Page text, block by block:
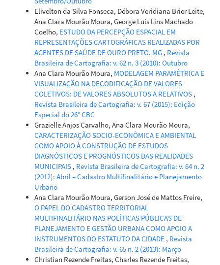
Elivelton da Silva Fonseca, Débora Veridiana Brier Leite,
Ana Clara Mourão Moura, George Luis Lins Machado
Coelho, ESTUDO DA PERCEPÇÃO ESPACIAL EM
REPRESENTAÇÕES CARTOGRÁFICAS REALIZADAS POR
AGENTES DE SAÚDE DE OURO PRETO, MG , Revista
Brasileira de Cartografia: v. 62 n. 3 (2010): Outubro
Ana Clara Mourão Moura, MODELAGEM PARAMÉTRICA E
VISUALIZAÇÃO NA DECODIFICAÇÃO DE VALORES
COLETIVOS: DE VALORES ABSOLUTOS A RELATIVOS ,
Revista Brasileira de Cartografia: v. 67 (2015): Edição
Especial do 26º CBC
Grazielle Anjos Carvalho, Ana Clara Mourão Moura,
CARACTERIZAÇÃO SOCIO-ECONÔMICA E AMBIENTAL
COMO APOIO À CONSTRUÇÃO DE ESTUDOS
DIAGNÓSTICOS E PROGNÓSTICOS DAS REALIDADES
MUNICIPAIS , Revista Brasileira de Cartografia: v. 64 n. 2
(2012): Abril – Cadastro Multifinalitário e Planejamento
Urbano
Ana Clara Mourão Moura, Gerson José de Mattos Freire,
O PAPEL DO CADASTRO TERRITORIAL
MULTIFINALITÁRIO NAS POLÍTICAS PÚBLICAS DE
PLANEJAMENTO E GESTÃO URBANA COMO APOIO A
INSTRUMENTOS DO ESTATUTO DA CIDADE , Revista
Brasileira de Cartografia: v. 65 n. 2 (2013): Março
Christian Rezende Freitas, Charles Rezende Freitas,